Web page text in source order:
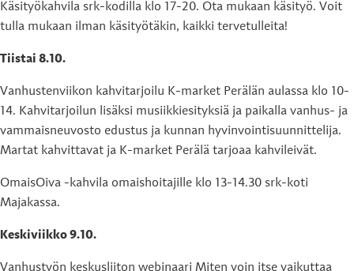
Käsityökahvila srk-kodilla klo 17-20. Ota mukaan käsityö. Voit
tulla mukaan ilman käsityötäkin, kaikki tervetulleita!
Tiistai 8.10.
Vanhustenviikon kahvitarjoilu K-market Perälän aulassa klo 10-
14. Kahvitarjoilun lisäksi musiikkiesityksiä ja paikalla vanhus- ja
vammaisneuvosto edustus ja kunnan hyvinvointisuunnittelija.
Martat kahvittavat ja K-market Perälä tarjoaa kahvileivät.
OmaisOiva -kahvila omaishoitajille klo 13-14.30 srk-koti
Majakassa.
Keskiviikko 9.10.
Vanhustyön keskusliiton webinaari Miten voin itse vaikuttaa